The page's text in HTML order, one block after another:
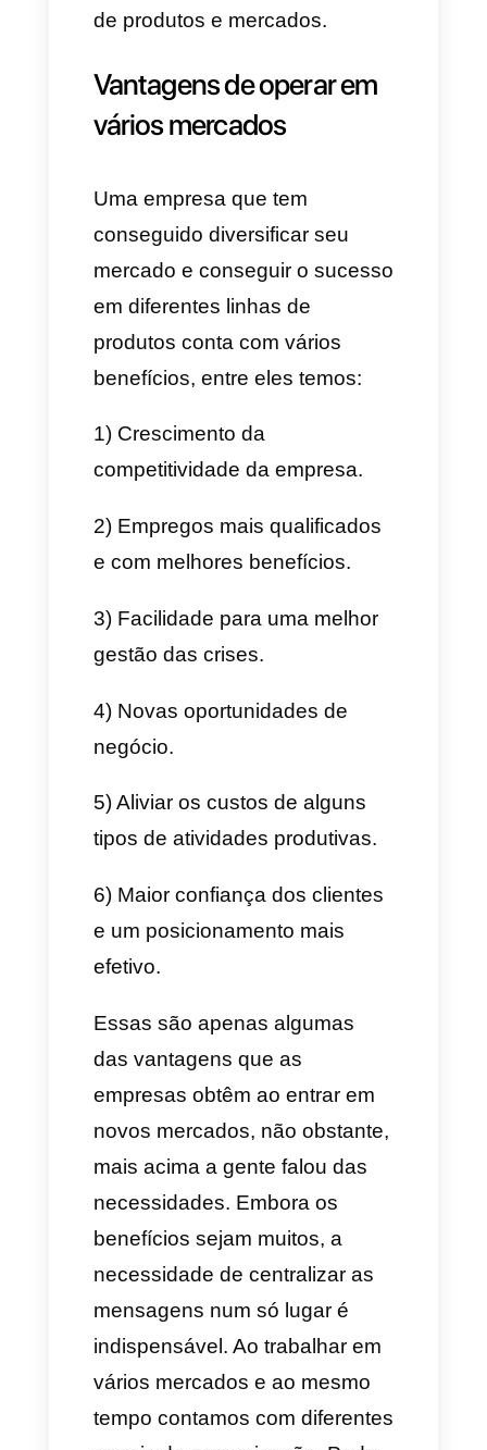
Isso permite às companhias
sem sentir a limitante de uma
Quando uma empresa logra
operar em vários mercados se
desatam várias necessidades
básicas que podemos destacar
como os principais problemas
pelos que una empresa chega
a ter uma má gestão do seu
negócio. Entre esses temos a
necessidade de organização,
comunicação e gestão de
clientes .
Esse tipo de problemas podem
vendas e clientes de forma
muito rápida. Por isso é
importante contar com
ferramentas como a
gestão do trabalho quando se
têm diferentes marcas, linhas
de produtos e mercados.
Vantagens de operar em
vários mercados
Uma empresa que tem
conseguido diversificar seu
mercado e conseguir o sucesso